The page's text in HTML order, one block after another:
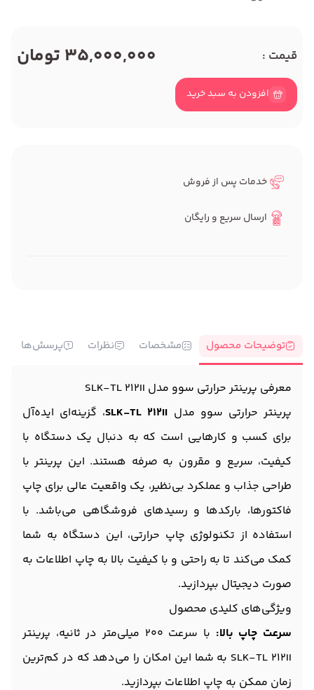
قیمت : 35,000,000 تومان
افزودن به سبد خرید
خدمات پس از فروش
ارسال سریع و رایگان
توضیحات محصول مشخصات نظرات پرسش‌ها
معرفی پرینتر حرارتی سوو مدل SLK-TL 212II
پرینتر حرارتی سوو مدل SLK-TL 212II، گزینه‌ای ایده‌آل
برای کسب و کارهایی است که به دنبال یک دستگاه با
کیفیت، سریع و مقرون به صرفه هستند. این پرینتر با
طراحی جذاب و عملکرد بی‌نظیر، یک واقعیت عالی برای چاپ
فاکتورها، بارکدها و رسیدهای فروشگاهی می‌باشد. با
استفاده از تکنولوژی چاپ حرارتی، این دستگاه به شما
کمک می‌کند تا به راحتی و با کیفیت بالا به چاپ اطلاعات به
صورت دیجیتال بپردازید.
ویژگی‌های کلیدی محصول
سرعت چاپ بالا:
با سرعت 200 میلی‌متر در ثانیه، پرینتر
SLK-TL 212II به شما این امکان را می‌دهد که در کم‌ترین
زمان ممکن به چاپ اطلاعات بپردازید.